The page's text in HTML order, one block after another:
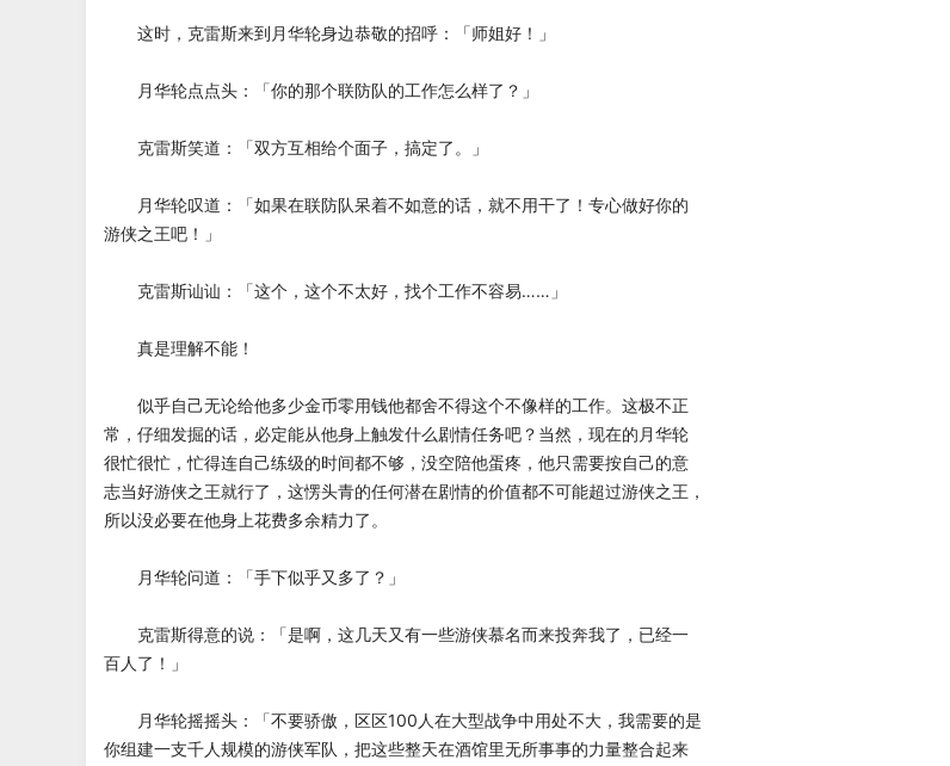
这时，克雷斯来到月华轮身边恭敬的招呼：「师姐好！」
月华轮点点头：「你的那个联防队的工作怎么样了？」
克雷斯笑道：「双方互相给个面子，搞定了。」
月华轮叹道：「如果在联防队呆着不如意的话，就不用干了！专心做好你的
游侠之王吧！」
克雷斯讪讪：「这个，这个不太好，找个工作不容易……」
真是理解不能！
似乎自己无论给他多少金币零用钱他都舍不得这个不像样的工作。这极不正
常，仔细发掘的话，必定能从他身上触发什么剧情任务吧？当然，现在的月华轮
很忙很忙，忙得连自己练级的时间都不够，没空陪他蛋疼，他只需要按自己的意
志当好游侠之王就行了，这愣头青的任何潜在剧情的价值都不可能超过游侠之王，
所以没必要在他身上花费多余精力了。
月华轮问道：「手下似乎又多了？」
克雷斯得意的说：「是啊，这几天又有一些游侠慕名而来投奔我了，已经一
百人了！」
月华轮摇摇头：「不要骄傲，区区100人在大型战争中用处不大，我需要的是
你组建一支千人规模的游侠军队，把这些整天在酒馆里无所事事的力量整合起来